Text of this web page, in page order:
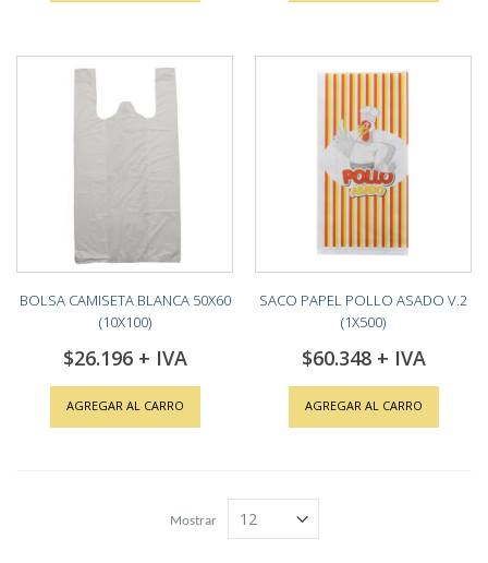
BOLSA CAMISETA BLANCA 50X60
(10X100)
$26.196
AGREGAR AL CARRO
SACO PAPEL POLLO ASADO V.2
(1X500)
$60.348
AGREGAR AL CARRO
Mostrar